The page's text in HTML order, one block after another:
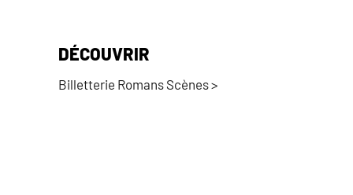
DÉCOUVRIR
Billetterie Romans Scènes >